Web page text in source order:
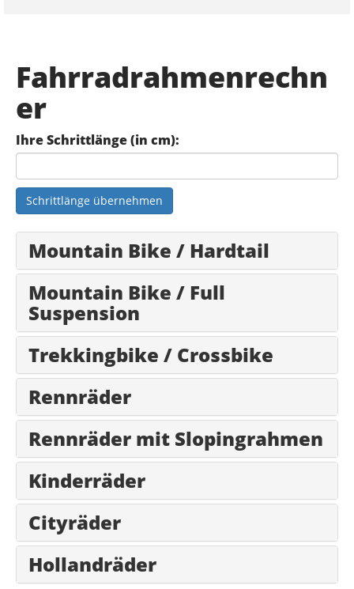
Fahrradrahmenrechn
er
Ihre Schrittlänge (in cm):
Schrittlänge übernehmen
Mountain Bike / Hardtail
Mountain Bike / Full
Suspension
Trekkingbike / Crossbike
Rennräder
Rennräder mit Slopingrahmen
Kinderräder
Cityräder
Hollandräder